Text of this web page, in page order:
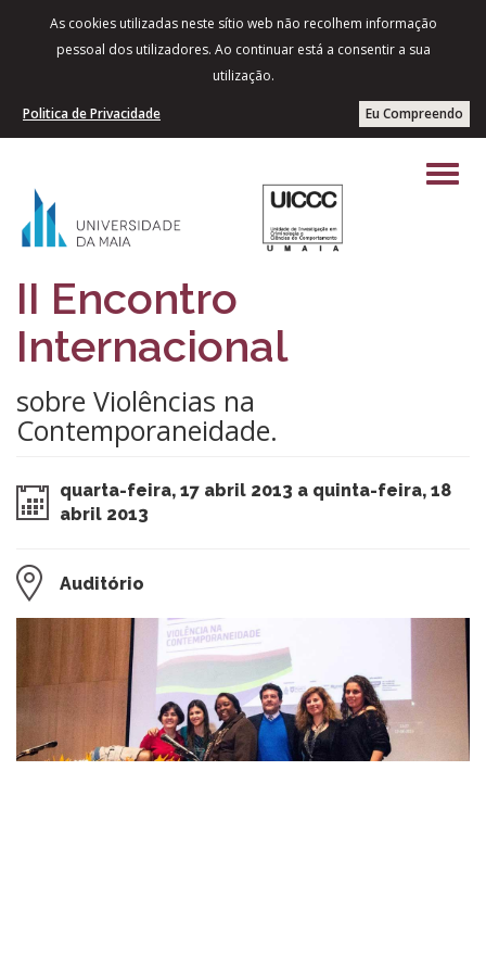
As cookies utilizadas neste sítio web não recolhem informação
pessoal dos utilizadores. Ao continuar está a consentir a sua
utilização.
Eu Compreendo
Politica de Privacidade
II Encontro
Internacional
sobre Violências na
Contemporaneidade.
quarta-feira, 17 abril 2013 a quinta-feira, 18
abril 2013
Auditório